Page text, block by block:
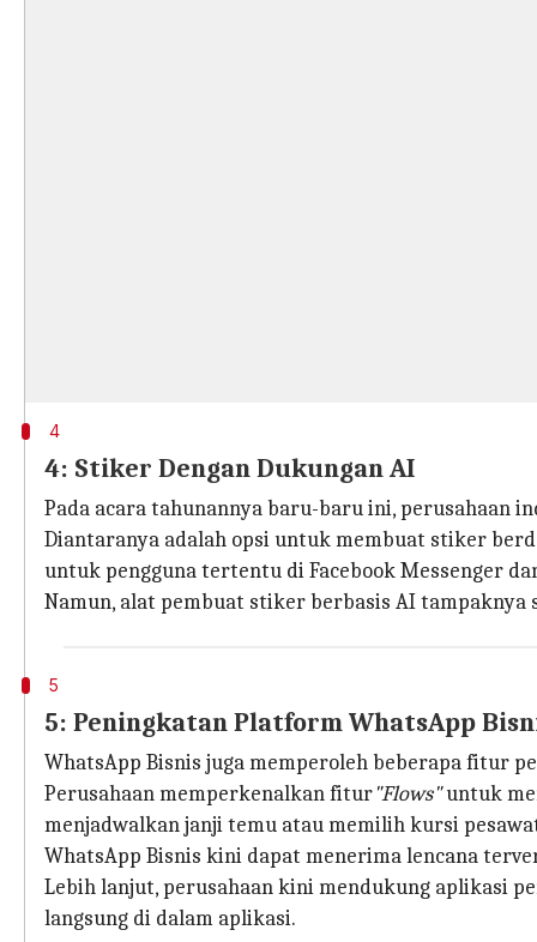
4
4: Stiker Dengan Dukungan AI
Pada acara tahunannya baru-baru ini, perusahaan
Diantaranya adalah opsi untuk membuat stiker
untuk pengguna tertentu di Facebook Messenger
Namun, alat pembuat stiker berbasis AI
5
5: Peningkatan Platform WhatsApp
WhatsApp Bisnis juga memperoleh beberapa fitur
Perusahaan memperkenalkan fitur"Flows"untuk
menjadwalkan janji temu atau memilih kursi
WhatsApp Bisnis kini dapat menerima lencana
Lebih lanjut, perusahaan kini mendukung aplikasi
langsung di dalam aplikasi.